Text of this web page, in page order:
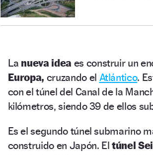
La nueva idea es construir un
Europa, cruzando el Atlántico.
con el túnel del Canal de la
kilómetros, siendo 39 de ellos
Es el segundo túnel submarino
construido en Japón. Eltúnel